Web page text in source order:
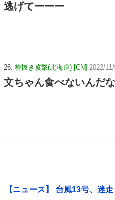
逃げてーーー
26: 栓抜き攻撃(北海道) [CN] 2022/
文ちゃん食べないんだ
【ニュース】 台風13号、迷走